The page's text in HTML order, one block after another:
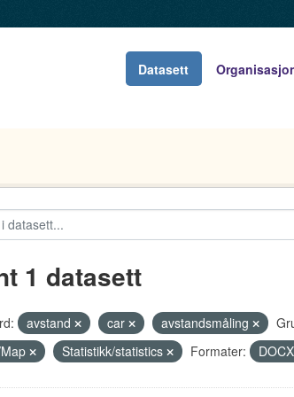
Datasett
1 datasett
avstand car avstandsmåling
Statistikk/statistics Formater: DOCX